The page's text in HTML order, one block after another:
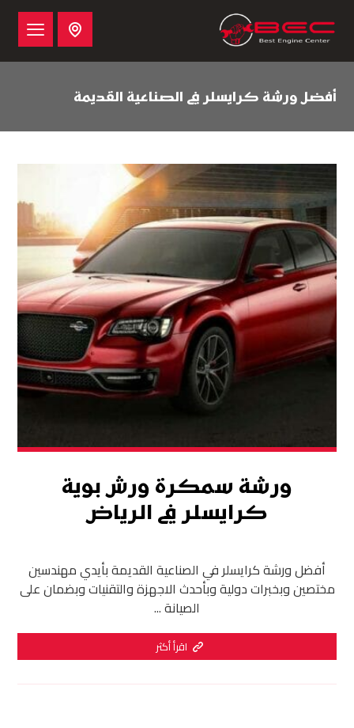
أفضل ورشة كرايسلر في الصناعية القديمة
ورشة سمكرة ورش بوية
كرايسلر في الرياض
أفضل ورشة كرايسلر في الصناعية القديمة بأيدي مهندسين
مختصين وبخبرات دولية وبأحدث الاجهزة والتقنيات وبضمان على
الصيانة ...
اقرأ أكثر